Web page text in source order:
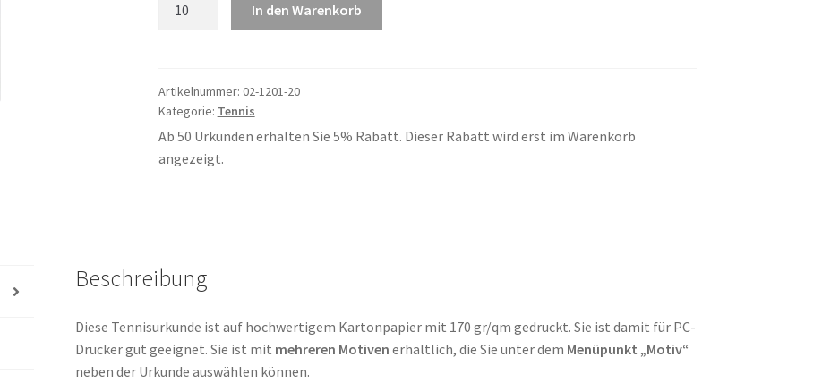
In den Warenkorb
Artikelnummer: 02-1201-20
Kategorie: Tennis
Ab 50 Urkunden erhalten Sie 5% Rabatt. Dieser Rabatt wird erst im Warenkorb
angezeigt.
Beschreibung
Diese Tennisurkunde ist auf hochwertigem Kartonpapier mit 170 gr/qm gedruckt. Sie ist damit für PC-
Drucker gut geeignet. Sie ist mit mehreren Motiven erhältlich, die Sie unter dem Menüpunkt „Motiv“
neben der Urkunde auswählen können.